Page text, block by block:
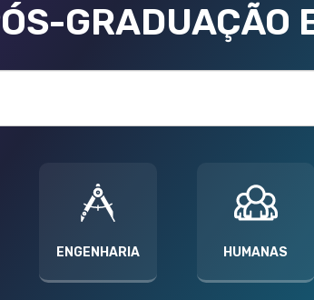
GRADUAÇÃO
ENGENHARIA HUMANAS